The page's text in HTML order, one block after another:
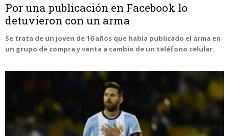
Por una publicación en Facebook lo
detuvieron con un arma
Se trata de un joven de 16 años que había publicado el arma en
un grupo de compra y venta a cambio de un teléfono celular.